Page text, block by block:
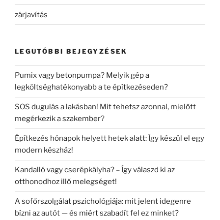
zárjavítás
LEGUTÓBBI BEJEGYZÉSEK
Pumix vagy betonpumpa? Melyik gép a
legköltséghatékonyabb a te építkezéseden?
SOS dugulás a lakásban! Mit tehetsz azonnal, mielőtt
megérkezik a szakember?
Építkezés hónapok helyett hetek alatt: Így készül el egy
modern készház!
Kandalló vagy cserépkályha? – Így válaszd ki az
otthonodhoz illő melegséget!
A sofőrszolgálat pszichológiája: mit jelent idegenre
bízni az autót — és miért szabadít fel ez minket?